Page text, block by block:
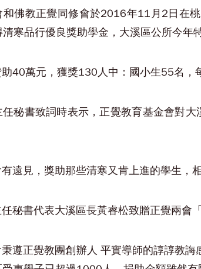
和佛教正覺同修會於2016年11月2日在
寒品行優良獎助學金，大溪區公所今年
40萬元，獲獎130人中：國小生55名，
秘書致詞時表示，正覺教育基金會對
遠見，獎助那些清寒又肯上進的學生，
秘書代表大溪區長黃睿松致贈正覺兩會
遵正覺教團創辦人 平實導師的諄諄教